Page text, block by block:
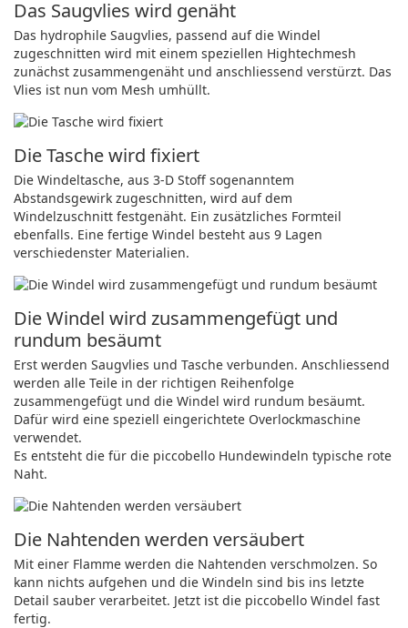
Das Saugvlies wird genäht
Das hydrophile Saugvlies, passend auf die Windel
zugeschnitten wird mit einem speziellen Hightechmesh
zunächst zusammengenäht und anschliessend verstürzt. Das
Vlies ist nun vom Mesh umhüllt.
Die Tasche wird fixiert
Die Windeltasche, aus 3-D Stoff sogenanntem
Abstandsgewirk zugeschnitten, wird auf dem
Windelzuschnitt festgenäht. Ein zusätzliches Formteil
ebenfalls. Eine fertige Windel besteht aus 9 Lagen
verschiedenster Materialien.
Die Windel wird zusammengefügt und
rundum besäumt
Erst werden Saugvlies und Tasche verbunden. Anschliessend
werden alle Teile in der richtigen Reihenfolge
zusammengefügt und die Windel wird rundum besäumt.
Dafür wird eine speziell eingerichtete Overlockmaschine
verwendet.
Es entsteht die für die piccobello Hundewindeln typische rote
Naht.
Die Nahtenden werden versäubert
Mit einer Flamme werden die Nahtenden verschmolzen. So
kann nichts aufgehen und die Windeln sind bis ins letzte
Detail sauber verarbeitet. Jetzt ist die piccobello Windel fast
fertig.